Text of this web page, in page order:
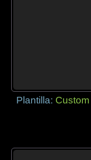
Plantilla: Custom